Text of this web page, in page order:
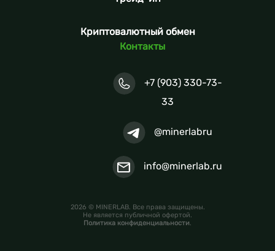
Криптовалютный обмен
Контакты
+7 (903) 330-73-
33
@minerlabru
info@minerlab.ru
2026 © MINERLAB. Все права защищены.
Не является публичной офертой.
Политика конфиденциальности.